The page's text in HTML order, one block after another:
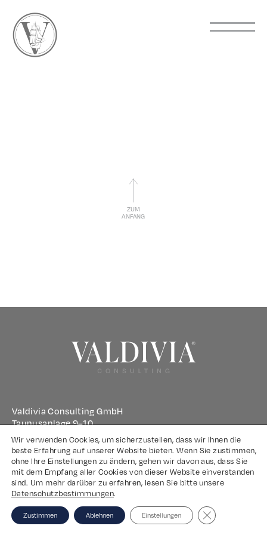
ZUM
ANFANG
Valdivia Consulting GmbH
Taunusanlage 9–10
60329 Frankfurt am Main
Impressum
Datenschutz
Wir verwenden Cookies, um sicherzustellen, dass wir Ihnen die
beste Erfahrung auf unserer Website bieten. Wenn Sie zustimmen,
ohne Ihre Einstellungen zu ändern, gehen wir davon aus, dass Sie
mit dem Empfang aller Cookies von dieser Website einverstanden
sind. Um mehr darüber zu erfahren, lesen Sie bitte unsere
Datenschutzbestimmungen.
Zustimmen Ablehnen Einstellungen Close GDPR